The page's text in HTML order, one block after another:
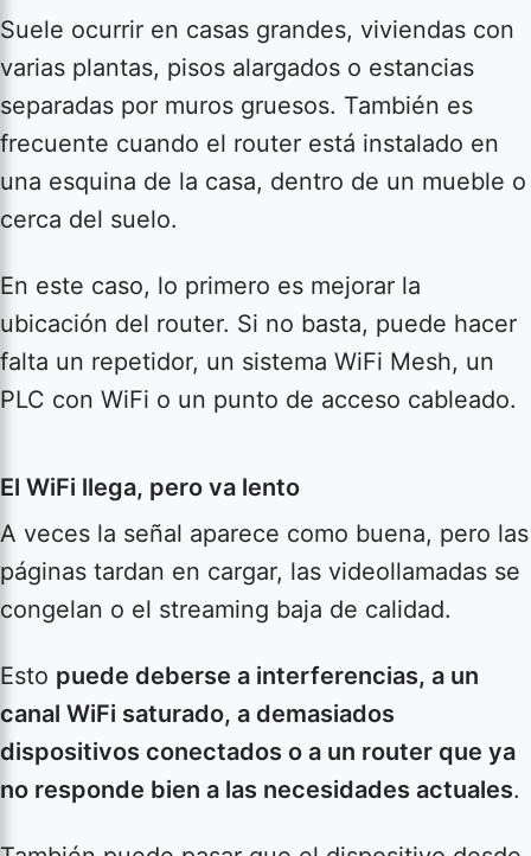
Suele ocurrir en casas grandes, viviendas con
varias plantas, pisos alargados o estancias
separadas por muros gruesos. También es
frecuente cuando el router está instalado en
una esquina de la casa, dentro de un mueble o
cerca del suelo.
En este caso, lo primero es mejorar la
ubicación del router. Si no basta, puede hacer
falta un repetidor, un sistema WiFi Mesh, un
PLC con WiFi o un punto de acceso cableado.
El WiFi llega, pero va lento
A veces la señal aparece como buena, pero las
páginas tardan en cargar, las videollamadas se
congelan o el streaming baja de calidad.
Esto puede deberse a interferencias, a un
canal WiFi saturado, a demasiados
dispositivos conectados o a un router que ya
no responde bien a las necesidades actuales.